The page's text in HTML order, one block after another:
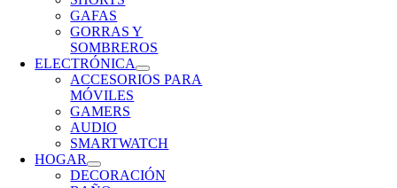
GAFAS
GORRAS Y
SOMBREROS
ELECTRÓNICA
ACCESORIOS PARA
MÓVILES
GAMERS
AUDIO
SMARTWATCH
HOGAR
DECORACIÓN